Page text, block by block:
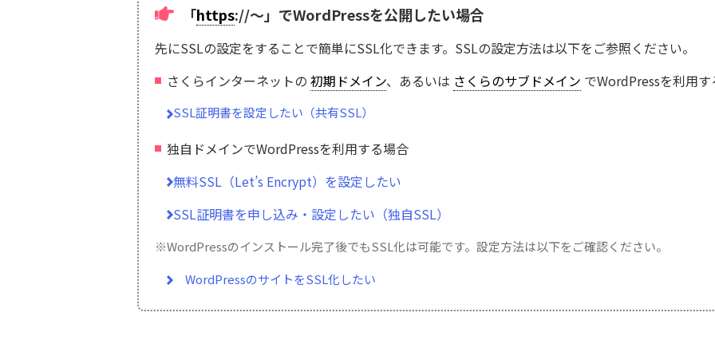
「https://～」でWordPressを公開したい場合
先にSSLの設定をすることで簡単にSSL化できます。SSLの設定方法は以下をご参照ください。
さくらインターネットの 初期ドメイン、あるいは さくらのサブドメイン でWordPressを利用
SSL証明書を設定したい（共有SSL）
独自ドメインでWordPressを利用する場合
無料SSL（Let’s Encrypt）を設定したい
SSL証明書を申し込み・設定したい（独自SSL）
※WordPressのインストール完了後でもSSL化は可能です。設定方法は以下をご確認ください。
WordPressのサイトをSSL化したい